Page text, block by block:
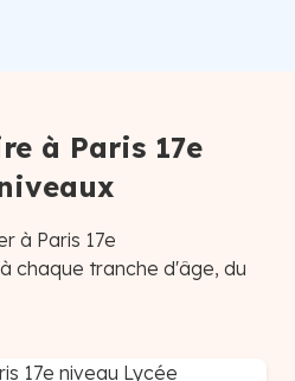
à Paris 17e
à Paris 17e
chaque tranche d'âge, du